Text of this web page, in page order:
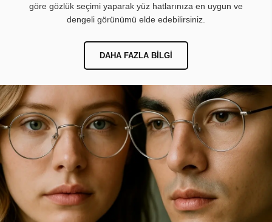
göre gözlük seçimi yaparak yüz hatlarınıza en uygun ve
dengeli görünümü elde edebilirsiniz.
DAHA FAZLA BILGI